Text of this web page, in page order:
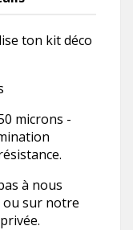
ton kit déco
microns -
à nous
ou sur notre